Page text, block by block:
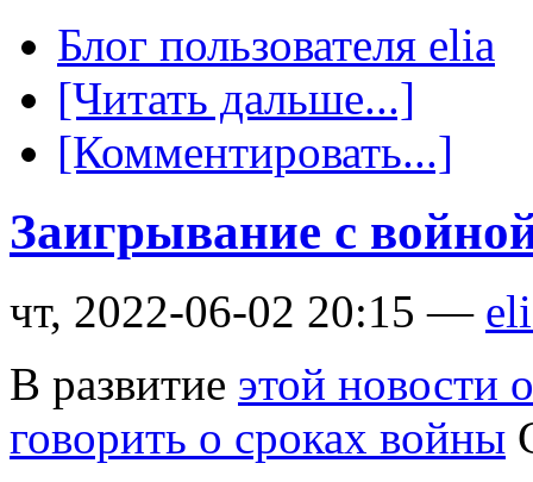
Блог пользователя elia
[Читать дальше...]
[Комментировать...]
Заигрывание с
чт, 2022-06-02 20:15 —
В развитие этой новости
говорить о сроках войны